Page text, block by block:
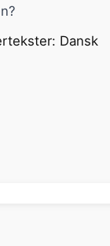
Dansk